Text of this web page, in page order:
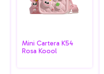
Mini Cartera K54
Rosa Koool